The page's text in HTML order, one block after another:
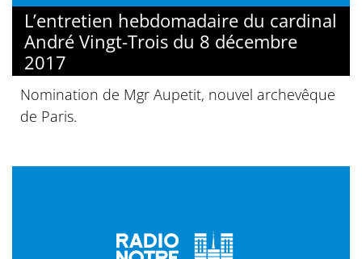
L’entretien hebdomadaire du cardinal
André Vingt-Trois du 8 décembre
2017
Nomination de Mgr Aupetit, nouvel archevêque
de Paris.